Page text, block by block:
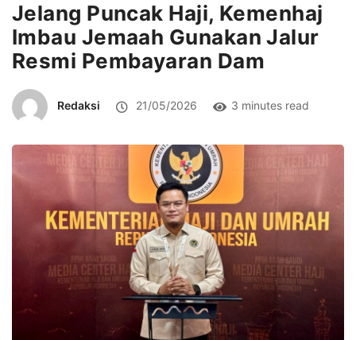
Jelang Puncak Haji, Kemenhaj
Imbau Jemaah Gunakan Jalur
Resmi Pembayaran Dam
Redaksi 21/05/2026 3 minutes read